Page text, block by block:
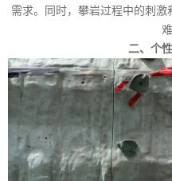
需求。同时，攀岩过程中的刺
二、个